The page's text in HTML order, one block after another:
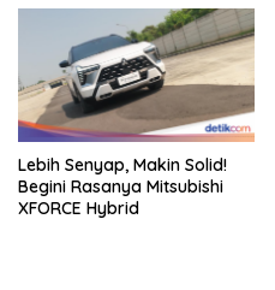
Lebih Senyap, Makin Solid!
Begini Rasanya Mitsubishi
XFORCE Hybrid